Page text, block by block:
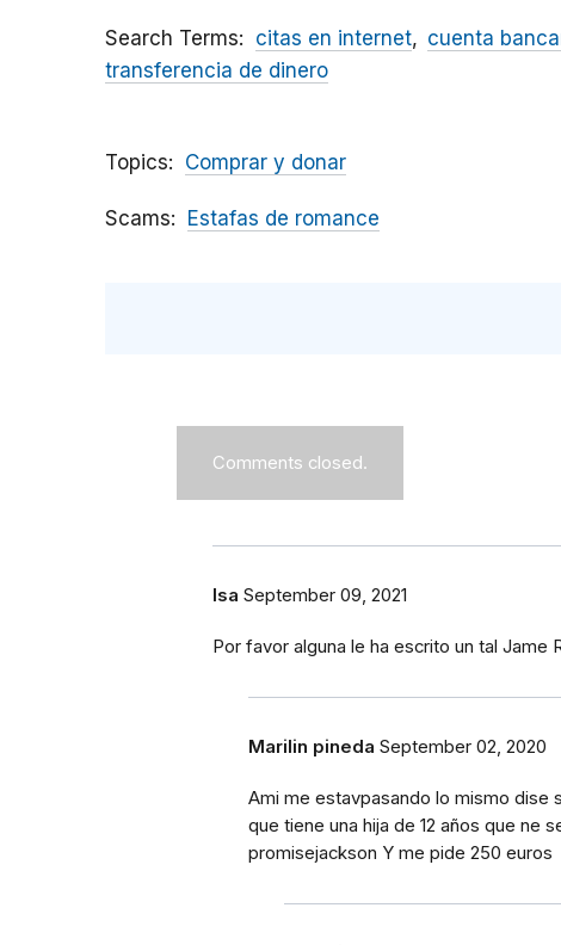
Search Terms citas en internet cuenta
transferencia de dinero
Topics Comprar y donar
Scams Estafas de romance
Comments closed.
Isa September 09, 2021
Por favor alguna le ha escrito un tal Jame
Marilin pineda September 02, 2020
Ami me estavpasando lo mismo dise
que tiene una hija de 12 años que ne
promisejackson Y me pide 250 euros